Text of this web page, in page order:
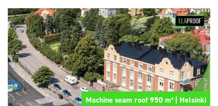
Machine seam roof 950 m² | Helsinki